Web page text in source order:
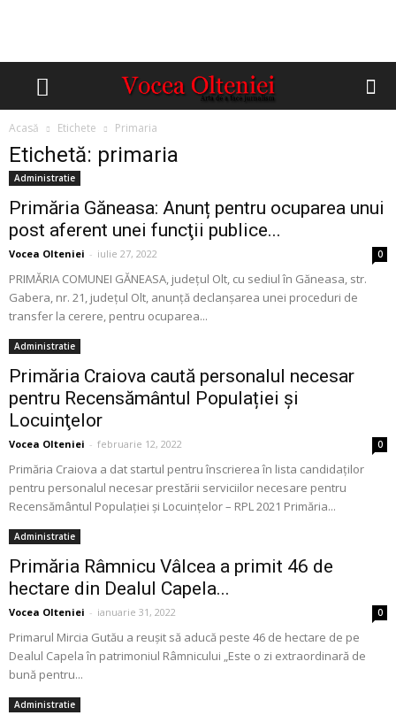
Acasă Etichete Primaria
Etichetă: primaria
Administratie
Primăria Găneasa: Anunț pentru ocuparea unui
post aferent unei funcţii publice...
Vocea Olteniei - iulie 27, 2022 0
PRIMĂRIA COMUNEI GĂNEASA, judeţul Olt, cu sediul în Găneasa, str.
Gabera, nr. 21, județul Olt, anunță declanșarea unei proceduri de
transfer la cerere, pentru ocuparea...
Administratie
Primăria Craiova caută personalul necesar
pentru Recensământul Populației și
Locuinţelor
Vocea Olteniei - februarie 12, 2022 0
Primăria Craiova a dat startul pentru înscrierea în lista candidaţilor
pentru personalul necesar prestării serviciilor necesare pentru
Recensământul Populației și Locuinţelor – RPL 2021 Primăria...
Administratie
Primăria Râmnicu Vâlcea a primit 46 de
hectare din Dealul Capela...
Vocea Olteniei - ianuarie 31, 2022 0
Primarul Mircia Gutău a reușit să aducă peste 46 de hectare de pe
Dealul Capela în patrimoniul Râmnicului „Este o zi extraordinară de
bună pentru...
Administratie